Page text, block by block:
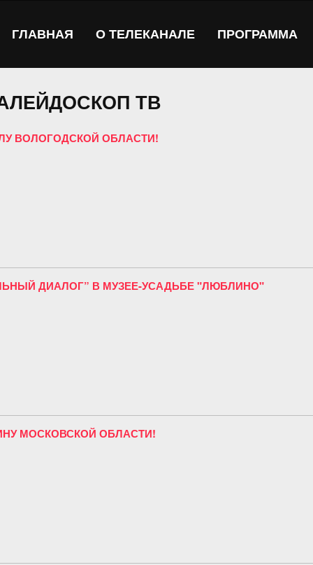
ГЛАВНАЯ О ТЕЛЕКАНАЛЕ ПРОГРАММА
ТВ
ВОЛОГОДСКОЙ ОБЛАСТИ!
ДИАЛОГ” В МУЗЕЕ-УСАДЬБЕ "ЛЮБЛИНО"
МОСКОВСКОЙ ОБЛАСТИ!